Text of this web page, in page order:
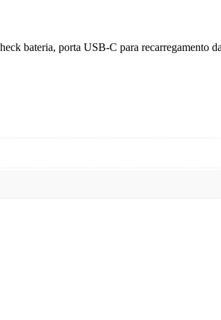
bateria, porta USB-C para recarregamento